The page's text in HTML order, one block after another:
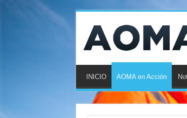
INICIO AOMA en Acción